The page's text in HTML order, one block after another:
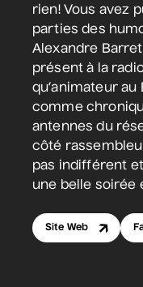
11
12
Programmation
rien! Vous avez
parties des
Alexandre
présent à la
qu’animateur au
comme
antennes du
côté
pas indifférent
une belle soirée
Site Web